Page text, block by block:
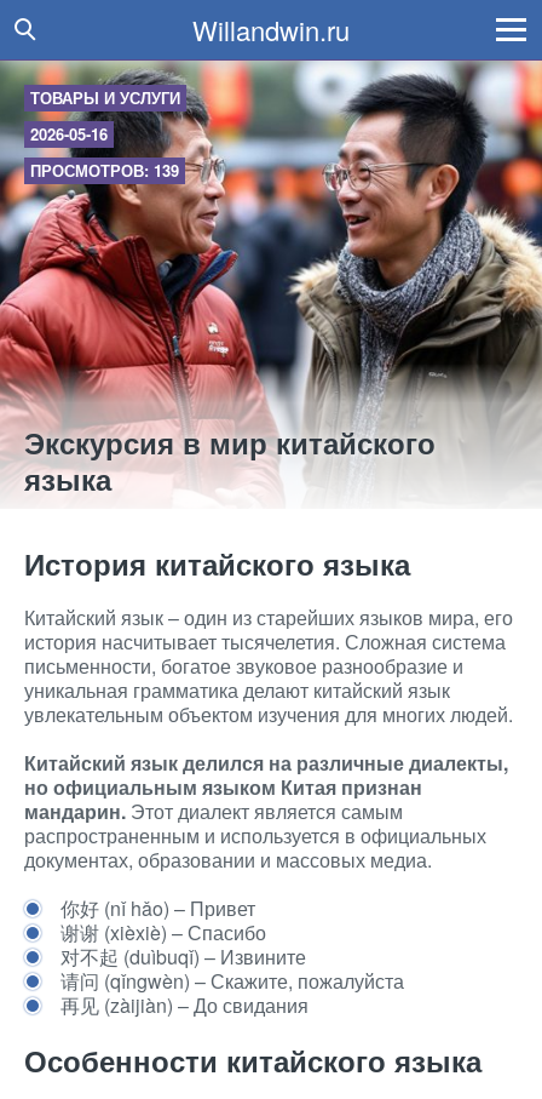
Willandwin.ru
ТОВАРЫ И УСЛУГИ
2026-05-16
ПРОСМОТРОВ: 139
Экскурсия в мир китайского
языка
История китайского языка
Китайский язык – один из старейших языков мира, его
история насчитывает тысячелетия. Сложная система
письменности, богатое звуковое разнообразие и
уникальная грамматика делают китайский язык
увлекательным объектом изучения для многих людей.
Китайский язык делился на различные диалекты,
но официальным языком Китая признан
мандарин. Этот диалект является самым
распространенным и используется в официальных
документах, образовании и массовых медиа.
你好 (nǐ hǎo) – Привет
谢谢 (xièxiè) – Спасибо
对不起 (duìbuqǐ) – Извините
请问 (qǐngwèn) – Скажите, пожалуйста
再见 (zàijiàn) – До свидания
Особенности китайского языка